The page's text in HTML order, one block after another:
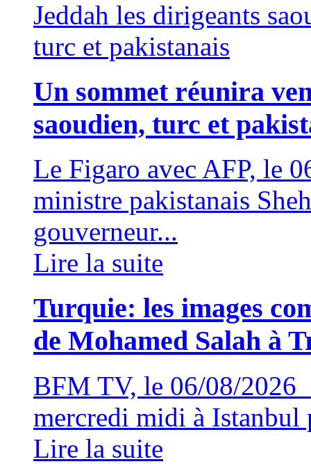
Un sommet réunira
saoudien, turc et
Le Figaro avec AFP,
ministre pakistanais
gouverneur...
Lire la suite
Turquie: les images
de Mohamed Salah à
BFM TV, le 06/08/
mercredi midi à Istanbul
Lire la suite